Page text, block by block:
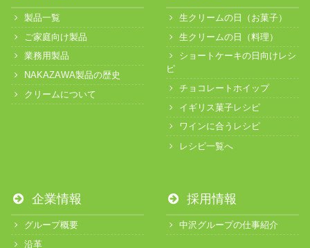
製品一覧
ご家庭向け製品
業務用製品
NAKAZAWA製品の歴史
クリームについて
生クリームの日（お菓子）
生クリームの日（料理）
ショートケーキの日向けレシ
ピ
チョコレートホイップ
イギリス菓子レシピ
ワインに合うレシピ
レシピ一覧へ
企業情報
グループ概要
沿革
採用情報
中沢グループの仕事紹介